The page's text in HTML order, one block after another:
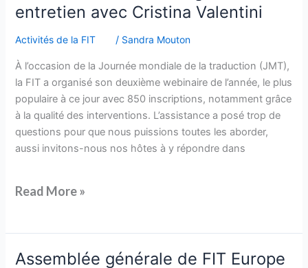
entretien avec Cristina Valentini
Activités de la FIT / Sandra Mouton
À l’occasion de la Journée mondiale de la traduction (JMT),
la FIT a organisé son deuxième webinaire de l’année, le plus
populaire à ce jour avec 850 inscriptions, notamment grâce
à la qualité des interventions. L’assistance a posé trop de
questions pour que nous puissions toutes les aborder,
aussi invitons-nous nos hôtes à y répondre dans
Read More »
Assemblée générale de FIT Europe
Assemblée